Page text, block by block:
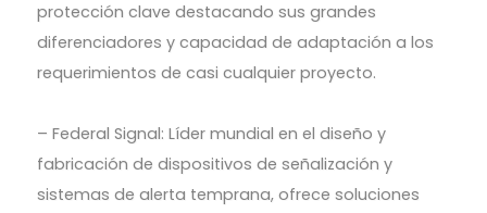
protección clave destacando sus grandes
diferenciadores y capacidad de adaptación a los
requerimientos de casi cualquier proyecto.
– Federal Signal: Líder mundial en el diseño y
fabricación de dispositivos de señalización y
sistemas de alerta temprana, ofrece soluciones